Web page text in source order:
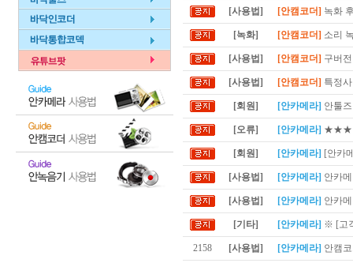
[사용법] [안캠코더] 녹화
[녹화] [안캠코더] 소리
[사용법] [안캠코더] 구버
[사용법] [안캠코더] 특정
[회원] [안카메라] 안툴
[오류] [안카메라] ★★★
[회원] [안카메라] [안카
[사용법] [안카메라] 안카
[사용법] [안카메라] 안카
[기타] [안카메라] ※ [고
2158 [사용법] [안카메라] 안캠